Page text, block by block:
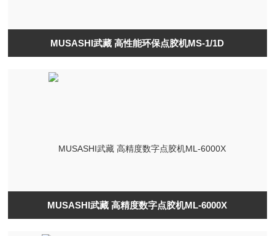
MUSASHI武藏 高性能环保点胶机MS-1/1D
MUSASHI武藏 高精度数字点胶机ML-6000X